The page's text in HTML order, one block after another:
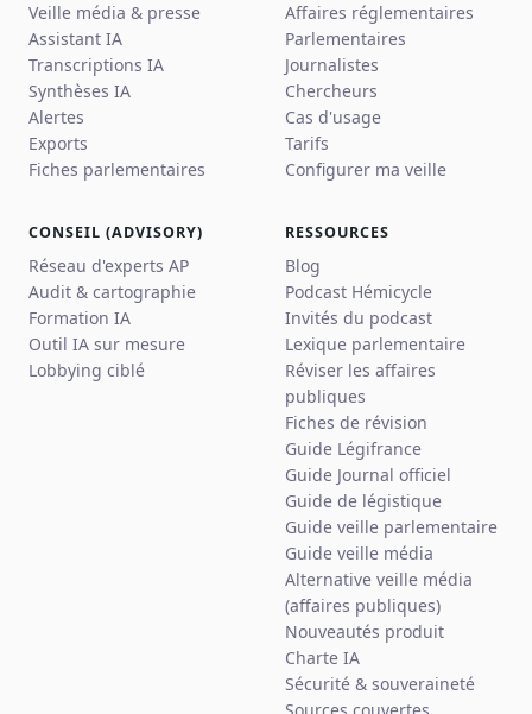
Veille média & presse
Assistant IA
Transcriptions IA
Synthèses IA
Alertes
Exports
Fiches parlementaires
Affaires réglementaires
Parlementaires
Journalistes
Chercheurs
Cas d'usage
Tarifs
Configurer ma veille
CONSEIL (ADVISORY)
Réseau d'experts AP
Audit & cartographie
Formation IA
Outil IA sur mesure
Lobbying ciblé
RESSOURCES
Blog
Podcast Hémicycle
Invités du podcast
Lexique parlementaire
Réviser les affaires
publiques
Fiches de révision
Guide Légifrance
Guide Journal officiel
Guide de légistique
Guide veille parlementaire
Guide veille média
Alternative veille média
(affaires publiques)
Nouveautés produit
Charte IA
Sécurité & souveraineté